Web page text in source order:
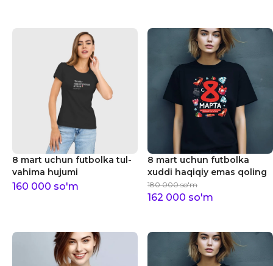
8 mart uchun futbolka tul-
vahima hujumi
160 000 so'm
8 mart uchun futbolka
xuddi haqiqiy emas qoling
180 000 so'm
162 000 so'm